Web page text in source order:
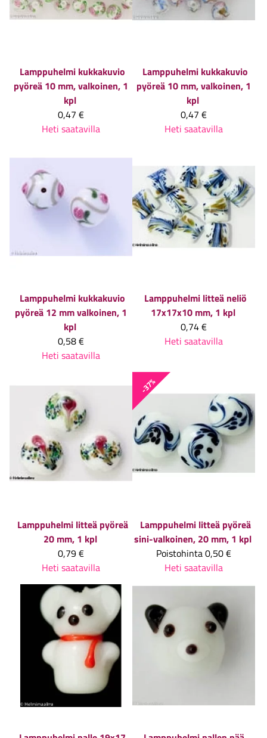
Lamppuhelmi kukkakuvio
pyöreä 10 mm, valkoinen, 1
kpl
0,47 €
Heti saatavilla
Lamppuhelmi kukkakuvio
pyöreä 10 mm, valkoinen, 1
kpl
0,47 €
Heti saatavilla
Lamppuhelmi kukkakuvio
pyöreä 12 mm valkoinen, 1
kpl
0,58 €
Heti saatavilla
Lamppuhelmi litteä neliö
17x17x10 mm, 1 kpl
0,74 €
Heti saatavilla
Lamppuhelmi litteä pyöreä
20 mm, 1 kpl
0,79 €
Heti saatavilla
-37%
Lamppuhelmi litteä pyöreä
sini-valkoinen, 20 mm, 1 kpl
Poistohinta0,50 €
Heti saatavilla